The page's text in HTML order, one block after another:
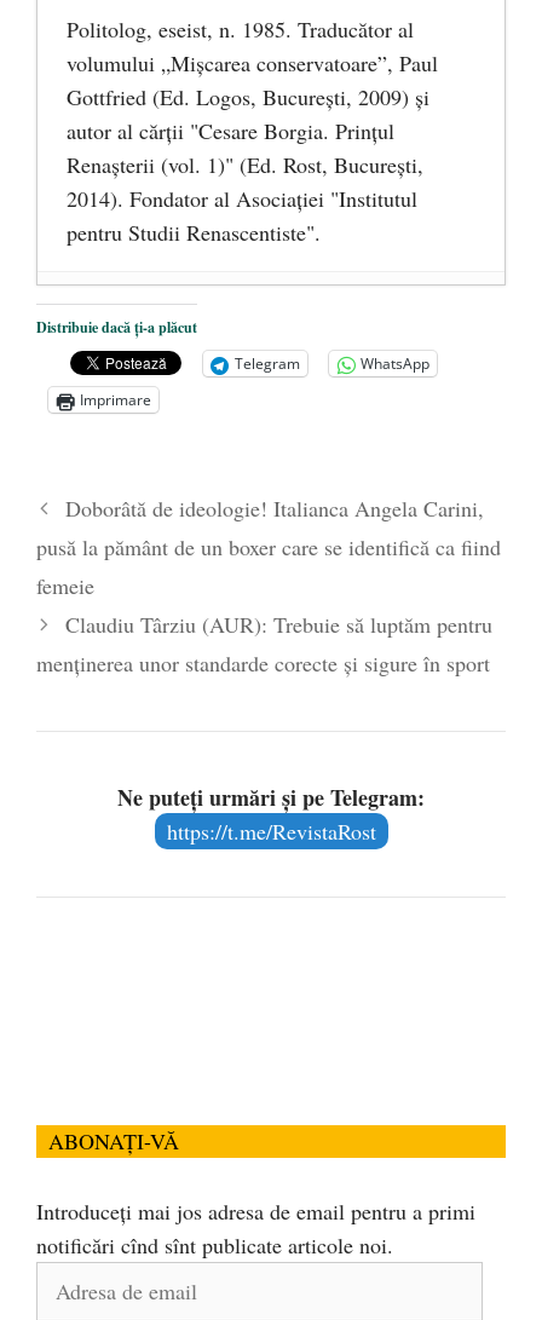
Politolog, eseist, n. 1985. Traducător al
volumului „Mişcarea conservatoare”, Paul
Gottfried (Ed. Logos, Bucureşti, 2009) şi
autor al cărţii "Cesare Borgia. Prinţul
Renaşterii (vol. 1)" (Ed. Rost, Bucureşti,
2014). Fondator al Asociaţiei "Institutul
pentru Studii Renascentiste".
Trebuie să mărturisim. Nu mai este timp
de pierdut!
- 1 august 2024
Un vot critic pentru viitorul Europei și al
fiecăruia dintre noi!
Distribuie dacă ți-a plăcut
Telegram
WhatsApp
Imprimare
Doborâtă de ideologie! Italianca Angela Carini,
pusă la pământ de un boxer care se identifică ca fiind
femeie
Claudiu Târziu (AUR): Trebuie să luptăm pentru
menținerea unor standarde corecte și sigure în sport
Ne puteți urmări și pe Telegram:
https://t.me/RevistaRost
ABONAȚI-VĂ
Introduceți mai jos adresa de email pentru a primi
notificări cînd sînt publicate articole noi.
Adresa